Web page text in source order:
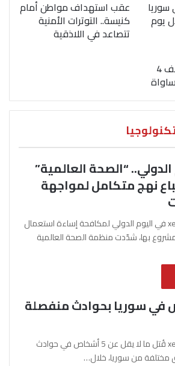
سوريا
يوم
عقب استهداف مواطن أمام
كنيسة.. التوترات الأمنية
تتصاعد في اللاذقية
السياسية.. تركيا توقف 4
“الصحة العالمية”
نهج متكامل لمواجهة
آفرين علو ـ xeber24.net في اليوم الدولي لمكافحة إساءة استعمال
بها، شدّدت منظمة الصحة العالمية
في سوريا بحوادث منفصلة
آفرين علو ـ xeber24.net قُتل ما لا يقل عن 5 أشخاص في حوادث
من سوريا، خلال…